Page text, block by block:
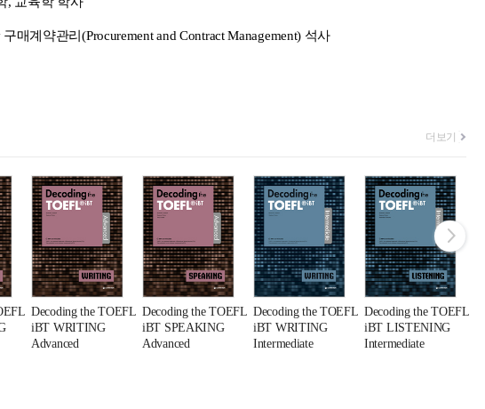
구매계약관리(Procurement and Contract Management) 석사
더보기
Decoding the TOEFL
iBT WRITING
Advanced
Decoding the TOEFL
iBT SPEAKING
Advanced
Decoding the TOEFL
iBT WRITING
Intermediate
Decoding the TOEFL
iBT LISTENING
Intermediate